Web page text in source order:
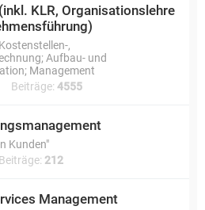
KLR, Organisationslehre
,
Aufbau- und
Management
Beiträge: 4555
Kunden"
212
Management